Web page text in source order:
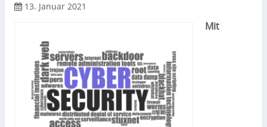
13. Januar 2021
Mit